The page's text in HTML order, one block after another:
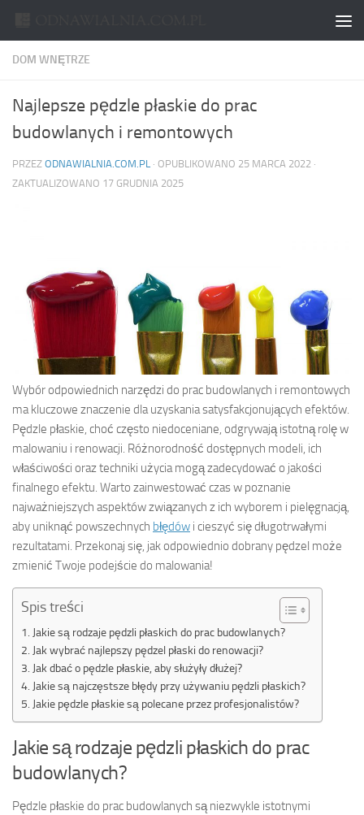
DOM WNĘTRZE
Najlepsze pędzle płaskie do prac
budowlanych i remontowych
PRZEZ ODNAWIALNIA.COM.PL · OPUBLIKOWANO 25 MARCA 2022 ·
ZAKTUALIZOWANO 17 GRUDNIA 2025
Wybór odpowiednich narzędzi do prac budowlanych i remontowych
ma kluczowe znaczenie dla uzyskania satysfakcjonujących efektów.
Pędzle płaskie, choć często niedoceniane, odgrywają istotną rolę w
malowaniu i renowacji. Różnorodność dostępnych modeli, ich
właściwości oraz techniki użycia mogą zadecydować o jakości
finalnego efektu. Warto zainwestować czas w poznanie
najważniejszych aspektów związanych z ich wyborem i pielęgnacją,
aby uniknąć powszechnych błędów i cieszyć się długotrwałymi
rezultatami. Przekonaj się, jak odpowiednio dobrany pędzel może
zmienić Twoje podejście do malowania!
Spis treści
Jakie są rodzaje pędzli płaskich do prac budowlanych?
Jak wybrać najlepszy pędzel płaski do renowacji?
Jak dbać o pędzle płaskie, aby służyły dłużej?
Jakie są najczęstsze błędy przy używaniu pędzli płaskich?
Jakie pędzle płaskie są polecane przez profesjonalistów?
Jakie są rodzaje pędzli płaskich do prac
budowlanych?
Pędzle płaskie do prac budowlanych są niezwykle istotnymi